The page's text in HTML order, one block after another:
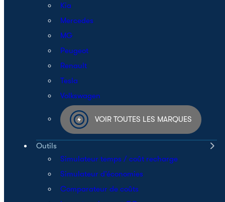
Kia
Mercedes
MG
Peugeot
Renault
Tesla
Volkswagen
VOIR TOUTES LES MARQUES
Outils
Simulateur temps / coût recharge
Simulateur d’économies
Comparateur de coûts